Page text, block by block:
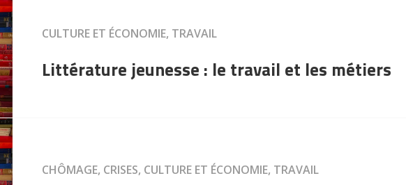
CULTURE ET ÉCONOMIE, TRAVAIL
Littérature jeunesse : le travail et les métiers
CHÔMAGE, CRISES, CULTURE ET ÉCONOMIE, TRAVAIL